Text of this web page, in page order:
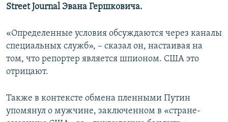
Street Journal Эвана Гершковича.
«Определенные условия обсуждаются через каналы
специальных служб», – сказал он, настаивая на
том, что репортер является шпионом. США это
отрицают.
Также в контексте обмена пленными Путин
упомянул о мужчине, заключенном в «стране-